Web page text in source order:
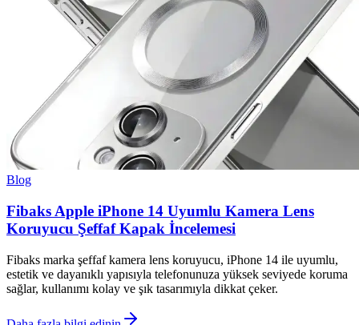
Blog
Fibaks Apple iPhone 14 Uyumlu Kamera Lens
Koruyucu Şeffaf Kapak İncelemesi
Fibaks marka şeffaf kamera lens koruyucu, iPhone 14 ile uyumlu,
estetik ve dayanıklı yapısıyla telefonunuza yüksek seviyede koruma
sağlar, kullanımı kolay ve şık tasarımıyla dikkat çeker.